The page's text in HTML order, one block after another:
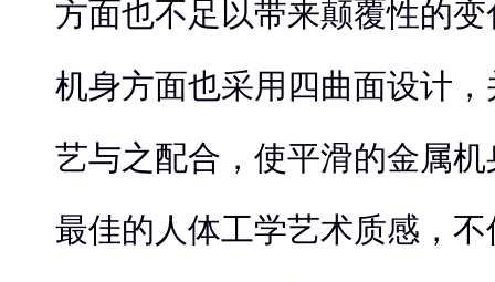
方面也不足以带来颠覆性的
机身方面也采用四曲面设计
艺与之配合，使平滑的金属
最佳的人体工学艺术质感，